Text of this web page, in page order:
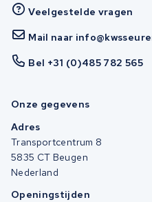
Veelgestelde vragen
Mail naar
Bel +31 (0)485 782 565
Onze gegevens
Adres
Transportcentrum 8
5835 CT Beugen
Nederland
Openingstijden